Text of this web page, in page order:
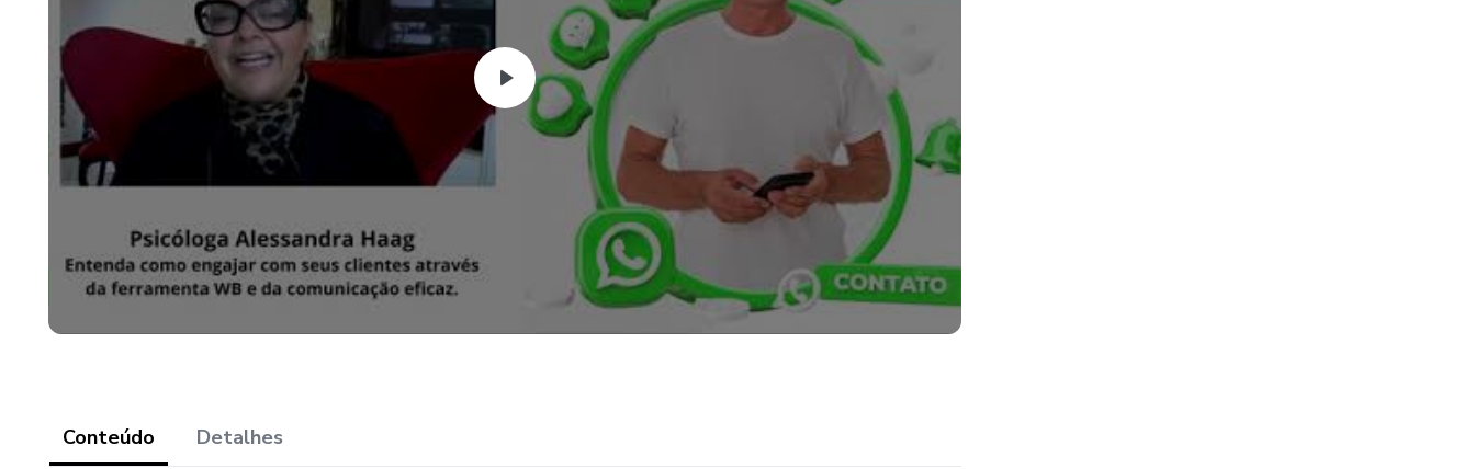
Trago neste curso scripts prontos (só copiar e colar) conectando sem receber um NÃO.
Corra que esse curso é para você!
Não perca mais tempo, venda todos os dias pelo whatsapp.
Conteúdo Detalhes